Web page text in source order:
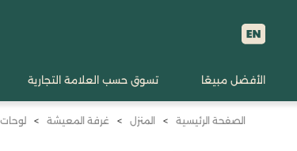
الأفضل مبيعًا تسوق حسب العلامة التجارية
الصفحة الرئيسية > المنزل > غرفة المعيشة > لوحات